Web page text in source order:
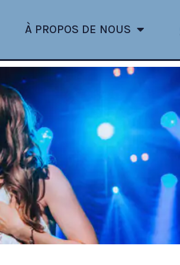
À PROPOS DE NOUS